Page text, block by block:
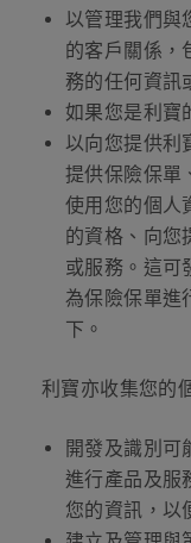
以管理我們與
的客戶關係，
務的任何資訊
如果您是利寶
以向您提供利
提供保險保單
使用您的個人
的資格、向您
或服務。這可
為保險保單進
下。
利寶亦收集您的
開發及識別可
進行產品及服
您的資訊，以